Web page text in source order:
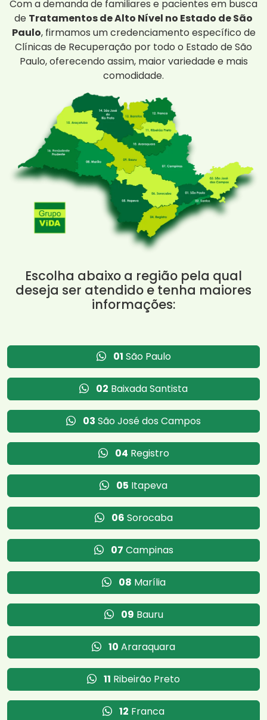
Com a demanda de familiares e pacientes em busca
de Tratamentos de Alto Nível no Estado de São
Paulo, firmamos um credenciamento específico de
Clínicas de Recuperação por todo o Estado de São
Paulo, oferecendo assim, maior variedade e mais
comodidade.
Escolha abaixo a região pela qual
deseja ser atendido e tenha maiores
informações:
01 São Paulo
02 Baixada Santista
03 São José dos Campos
04 Registro
05 Itapeva
06 Sorocaba
07 Campinas
08 Marília
09 Bauru
10 Araraquara
11 Ribeirão Preto
12 Franca